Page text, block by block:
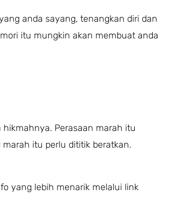
anda sayang, tenangkan diri dan
itu mungkin akan membuat anda
Perasaan marah itu
itu perlu dititik beratkan.
yang lebih menarik melalui link